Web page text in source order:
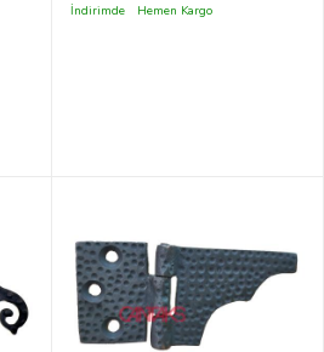
Stil Sandık, Mobilya Sahte
İndirimde Hemen Kargo